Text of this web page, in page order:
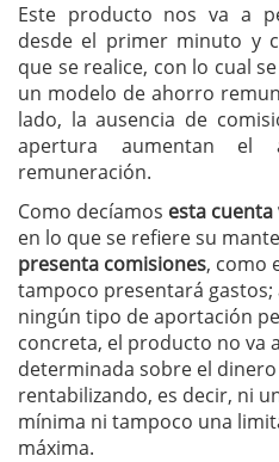
Este producto nos va a
desde el primer minuto y
que se realice, con lo cual
un modelo de ahorro
lado, la ausencia de
apertura aumentan
remuneración.
Como decíamos esta
en lo que se refiere su
presenta comisiones, como
tampoco presentará
ningún tipo de aportación
concreta, el producto no va
determinada sobre el
rentabilizando, es decir, ni
mínima ni tampoco una
máxima.